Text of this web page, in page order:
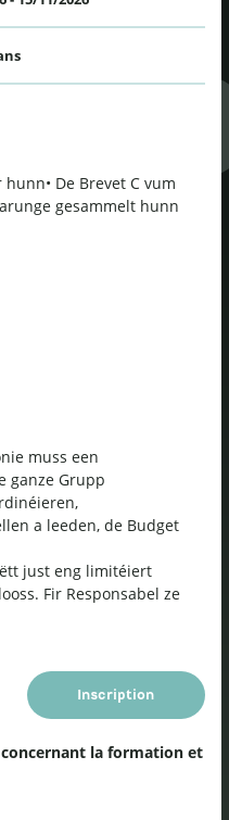
De Brevet C vum
gesammelt hunn
muss een
ganze Grupp
a leeden, de Budget
just eng limitéiert
Fir Responsabel ze
Inscription
la formation et